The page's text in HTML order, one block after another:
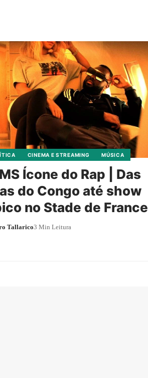
CINEMA E STREAMING MÚSICA
Ícone do Rap | Das
do Congo até show
no Stade de France
Tallarico3 Min Leitura